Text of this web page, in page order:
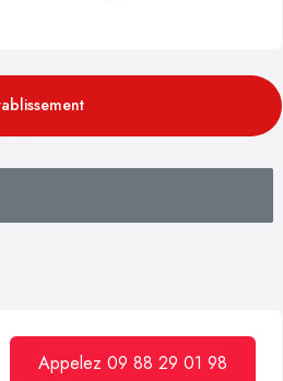
Appelez 09 88 29 01 98